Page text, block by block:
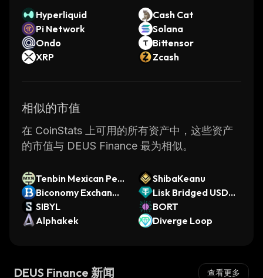
other users at competitive interest rates. This
makes it possible for users to access capital
quickly without having to go through
traditional banking channels.
The DEUS token serves as the native
currency of the DEUS Finance ecosystem and
The token has been designed with
deflationary mechanisms in place which
ensures that its value increases over time due
Overall, DEUS Finance provides users with an
easy way to access financial services while
earning rewards for providing liquidity or
staking their coins. With its user-friendly
today.
Hyperliquid
Cash Cat
Pi Network
Solana
Ondo
Bittensor
XRP
Zcash
相似的市值
在 CoinStats 上可用的所有资产中，这些资产
的市值与 DEUS Finance 最为相似。
Tenbin Mexican Pes
o
ShibaKeanu
Biconomy Exchange
Token
Lisk Bridged USDT
(Lisk)
SIBYL
BORT
Alphakek
Diverge Loop
DEUS Finance 新闻 查看更多